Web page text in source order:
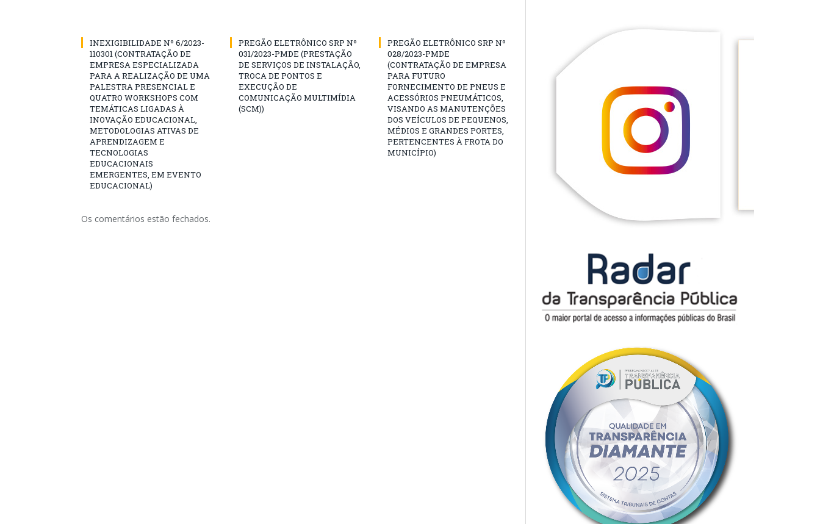
INEXIGIBILIDADE Nº 6/2023-
110301 (CONTRATAÇÃO DE
EMPRESA ESPECIALIZADA
PARA A REALIZAÇÃO DE UMA
PALESTRA PRESENCIAL E
QUATRO WORKSHOPS COM
TEMÁTICAS LIGADAS À
INOVAÇÃO EDUCACIONAL,
METODOLOGIAS ATIVAS DE
APRENDIZAGEM E
TECNOLOGIAS
EDUCACIONAIS
EMERGENTES, EM EVENTO
EDUCACIONAL)
PREGÃO ELETRÔNICO SRP Nº
031/2023-PMDE (PRESTAÇÃO
DE SERVIÇOS DE INSTALAÇÃO,
TROCA DE PONTOS E
EXECUÇÃO DE
COMUNICAÇÃO MULTIMÍDIA
(SCM))
PREGÃO ELETRÔNICO SRP Nº
028/2023-PMDE
(CONTRATAÇÃO DE EMPRESA
PARA FUTURO
FORNECIMENTO DE PNEUS E
ACESSÓRIOS PNEUMÁTICOS,
VISANDO AS MANUTENÇÕES
DOS VEÍCULOS DE PEQUENOS,
MÉDIOS E GRANDES PORTES,
PERTENCENTES À FROTA DO
MUNICÍPIO)
Os comentários estão fechados.